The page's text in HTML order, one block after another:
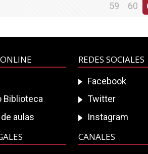
59
60
Biblioteca
aulas
REDES SOCIALES
Facebook
Twitter
Instagram
CANALES